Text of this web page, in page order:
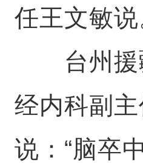
任王文敏说
台州援
经内科副
说：“脑卒